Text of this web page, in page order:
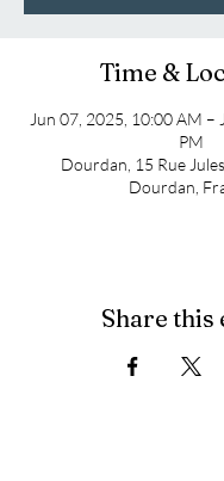
Time &
Jun 07, 2025, 10:00 AM –
PM
Dourdan, 15 Rue
Dourdan,
Share this